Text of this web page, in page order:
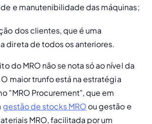
e manutenibilidade das máquinas;
dos clientes, que é uma
direta de todos os anteriores.
do MRO não se nota só ao nível da
maior trunfo está na estratégia
"MRO Procurement", que em
gestão de stocks MRO ou gestão e